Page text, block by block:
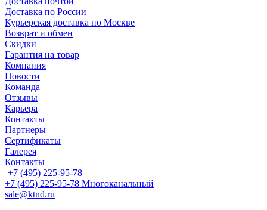
Доставка по России
Курьерская доставка по Москве
Возврат и обмен
Скидки
Гарантия на товар
Компания
Новости
Команда
Отзывы
Карьера
Контакты
Партнеры
Сертификаты
Галерея
Контакты
+7 (495) 225-95-78
+7 (495) 225-95-78 Многоканальный
sale@ktnd.ru